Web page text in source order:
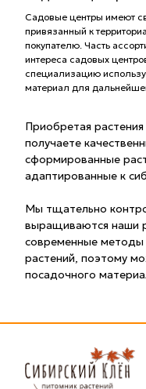
Садовые центры имеют
привязанный к
покупателю. Часть
интереса садовых
специализацию
материал для
Приобретая
получаете
сформированные
адаптированные к
Мы тщательно
выращиваются наши
современные методы
растений, поэтому
посадочного